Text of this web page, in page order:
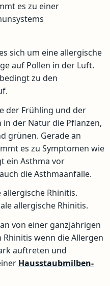
es zu einer
sich um eine allergische
auf Pollen in der Luft.
zu den
der Frühling und der
der Natur die Pflanzen,
grünen. Gerade an
es zu Symptomen wie
ein Asthma vor
die Asthmaanfälle.
Rhinitis.
allergische Rhinitis.
von einer ganzjährigen
wenn die Allergen
auftreten und
Hausstaubmilben-